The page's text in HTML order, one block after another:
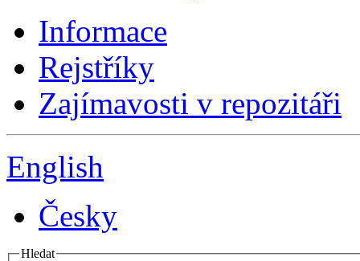
Informace
Rejstříky
Zajímavosti v repozitáři
English
Česky
Hledat